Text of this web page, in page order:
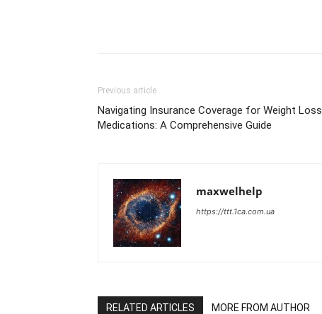
Previous article
Navigating Insurance Coverage for Weight Loss
Medications: A Comprehensive Guide
maxwelhelp
https://ttt.1ca.com.ua
RELATED ARTICLES MORE FROM AUTHOR